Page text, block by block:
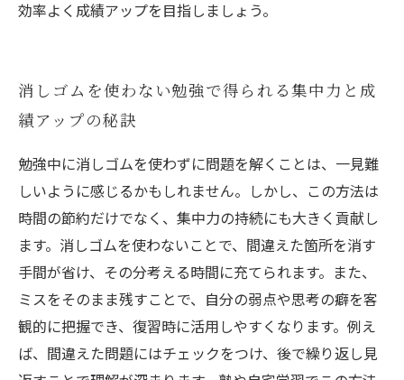
効率よく成績アップを目指しましょう。
消しゴムを使わない勉強で得られる集中力と成
績アップの秘訣
勉強中に消しゴムを使わずに問題を解くことは、一見難
しいように感じるかもしれません。しかし、この方法は
時間の節約だけでなく、集中力の持続にも大きく貢献し
ます。消しゴムを使わないことで、間違えた箇所を消す
手間が省け、その分考える時間に充てられます。また、
ミスをそのまま残すことで、自分の弱点や思考の癖を客
観的に把握でき、復習時に活用しやすくなります。例え
ば、間違えた問題にはチェックをつけ、後で繰り返し見